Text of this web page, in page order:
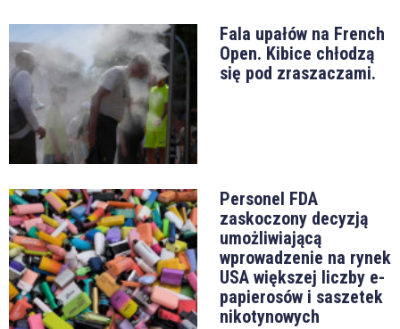
Fala upałów na French
Open. Kibice chłodzą
się pod zraszaczami.
Personel FDA
zaskoczony decyzją
umożliwiającą
wprowadzenie na rynek
USA większej liczby e-
papierosów i saszetek
nikotynowych